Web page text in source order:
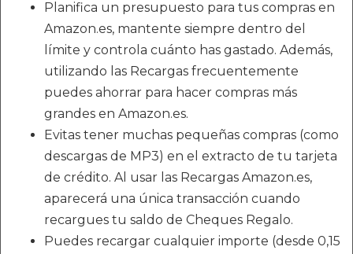
Planifica un presupuesto para tus compras en
Amazon.es, mantente siempre dentro del
límite y controla cuánto has gastado. Además,
utilizando las Recargas frecuentemente
puedes ahorrar para hacer compras más
grandes en Amazon.es.
Evitas tener muchas pequeñas compras (como
descargas de MP3) en el extracto de tu tarjeta
de crédito. Al usar las Recargas Amazon.es,
aparecerá una única transacción cuando
recargues tu saldo de Cheques Regalo.
Puedes recargar cualquier importe (desde 0,15